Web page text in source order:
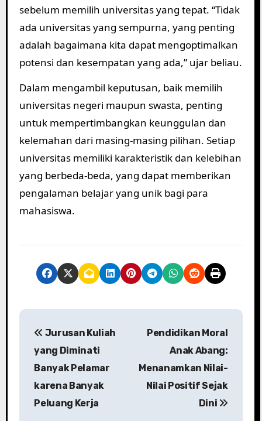
sebelum memilih universitas yang tepat. “Tidak
ada universitas yang sempurna, yang penting
adalah bagaimana kita dapat mengoptimalkan
potensi dan kesempatan yang ada,” ujar beliau.
Dalam mengambil keputusan, baik memilih
universitas negeri maupun swasta, penting
untuk mempertimbangkan keunggulan dan
kelemahan dari masing-masing pilihan. Setiap
universitas memiliki karakteristik dan kelebihan
yang berbeda-beda, yang dapat memberikan
pengalaman belajar yang unik bagi para
mahasiswa.
P
Jurusan Kuliah
yang Diminati
Banyak Pelamar
karena Banyak
Peluang Kerja
Pendidikan Moral
Anak Abang:
Menanamkan Nilai-
Nilai Positif Sejak
Dini